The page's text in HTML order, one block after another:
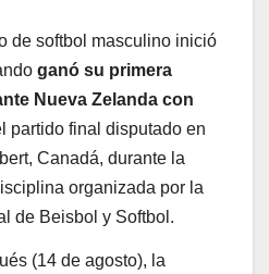
de softbol masculino inició
ganó su primera
Nueva Zelanda con
partido final disputado en
Canadá, durante la
organizada por la
de Beisbol y Softbol.
(14 de agosto), la